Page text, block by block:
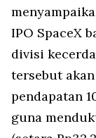
IPO SpaceX
divisi
tersebut
pendapatan
guna